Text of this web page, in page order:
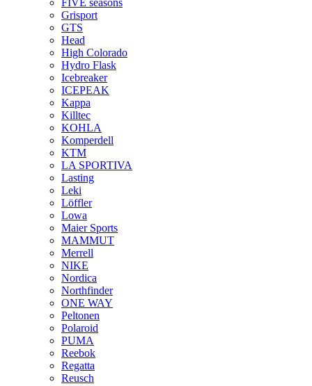
Grisport
GTS
Head
High Colorado
Hydro Flask
Icebreaker
ICEPEAK
Kappa
Killtec
KOHLA
Komperdell
KTM
LA SPORTIVA
Lasting
Leki
Löffler
Lowa
Maier Sports
MAMMUT
Merrell
NIKE
Nordica
Northfinder
ONE WAY
Peltonen
Polaroid
PUMA
Reebok
Regatta
Reusch